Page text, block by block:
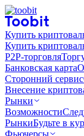
Купить
Купить
P2P-торговля
Банковская карта
Сторонний сервис
Внесение
Рынки
Возможности
РынкиБудьте в
Фьючерсы